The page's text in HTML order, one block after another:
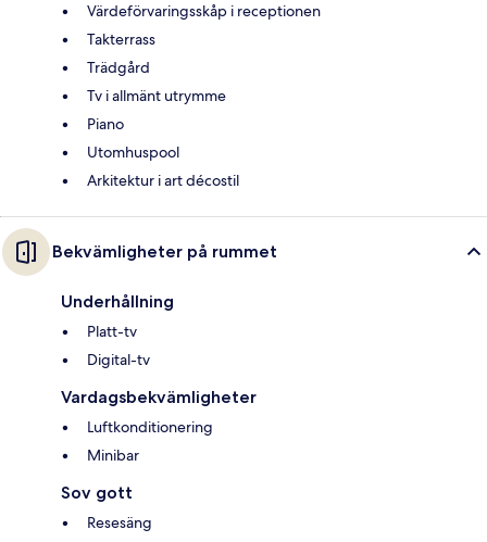
Värdeförvaringsskåp i receptionen
Takterrass
Trädgård
Tv i allmänt utrymme
Piano
Utomhuspool
Arkitektur i art décostil
Bekvämligheter på rummet
Underhållning
Platt-tv
Digital-tv
Vardagsbekvämligheter
Luftkonditionering
Minibar
Sov gott
Resesäng